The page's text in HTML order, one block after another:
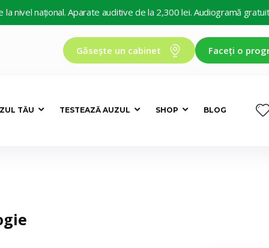
național. Aparate auditive de la 2,300 lei. Audiogramă gratuită
Găsește un cabinet Faceți o
TĂU TESTEAZĂ AUZUL SHOP BLOG